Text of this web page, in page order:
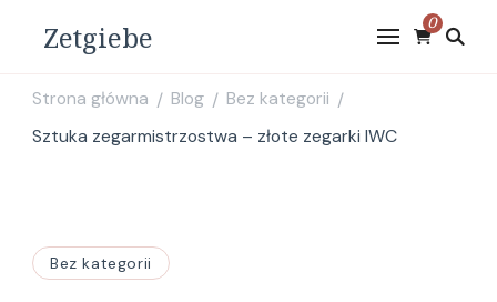
Zetgiebe 0
Strona główna / Blog / Bez kategorii /
Sztuka zegarmistrzostwa – złote zegarki IWC
Bez kategorii